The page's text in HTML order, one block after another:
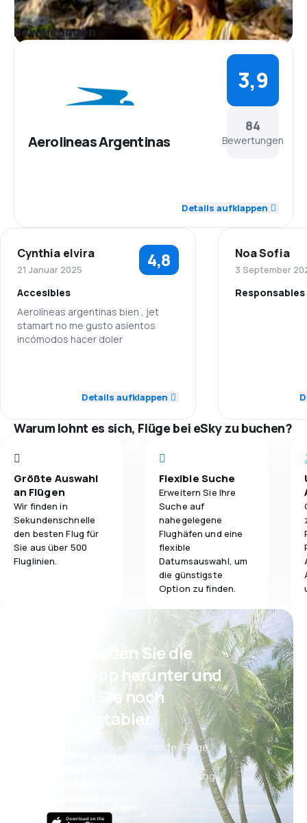
Bewertungen
Aerolineas Argentinas
84
Bewertungen
3,9
Flugnetz 4,2
Ticketpreise 3,8
Reisekomfort
Verpflegung
Details aufklappen
Cynthia elvira
21 Januar 2025 4,8
Accesibles
Aerolíneas argentinas bien , jet
stamart no me gusto asientos
incómodos hacer doler
Pünktlichkeit 5,0
Flugnetz 5,0
Reisekomfort 4,0
Gepäckbeförderung 5,0
Verpflegung 4,0
Details aufklappen
Noa Sofia
3 September
Responsables
Ticketpreise
Reisekomfort
Warum lohnt es sich, Flüge bei eSky zu buchen?
Größte Auswahl
an Flügen
Wir finden in
Sekundenschnelle
den besten Flug für
Sie aus über 500
Fluglinien.
Flexible Suche
Erweitern Sie Ihre
Suche auf
nahegelegene
Flughäfen und eine
flexible
Datumsauswahl, um
die günstigste
Option zu finden.
Psst! Laden Sie die
eSky App herunter und
reisen Sie noch
komfortabler.
Täglich neue Angebote: Flüge,
Bequeme Buchungsverwaltung